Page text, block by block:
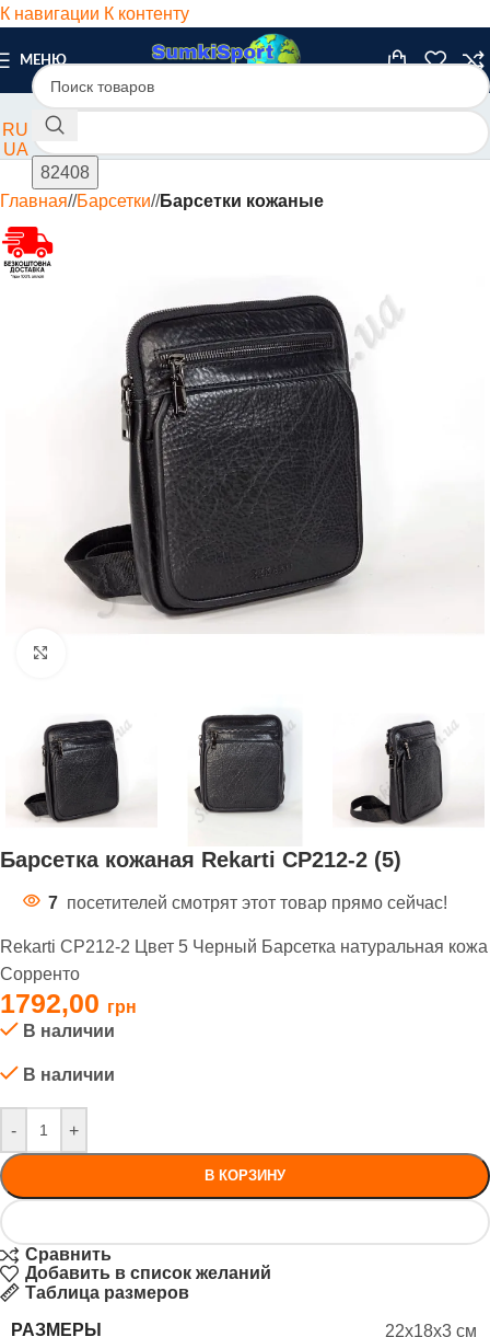
К навигации К контенту
МЕНЮ
RU
UA
Главная/ Барсетки/ Барсетки кожаные
Барсетка кожаная Rekarti СР212-2 (5)
7 посетителей смотрят этот товар прямо сейчас!
Rekarti СР212-2 Цвет 5 Черный Барсетка натуральная кожа
Сорренто
1792,00
В наличии
В наличии
- +
В КОРЗИНУ
Сравнить
Добавить в список желаний
Таблица размеров
РАЗМЕРЫ 22x18x3 см